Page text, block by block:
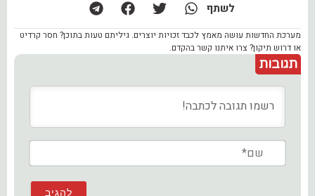
לשתף
מערכת החדשות עושה מאמץ לכבד זכויות יוצרים. גיליתם טעות בתוכן? חסר קרדיט
או דרוש תיקון? צרו איתנו קשר בהקדם.
תגובות